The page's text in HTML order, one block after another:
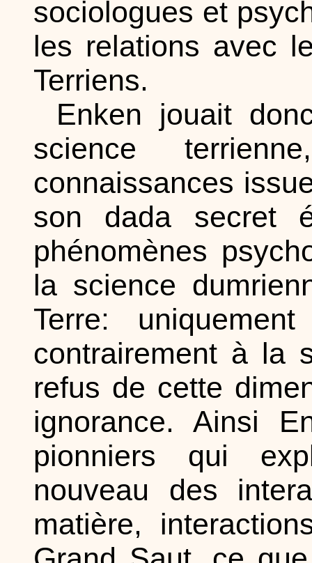
sociologues et
les relations avec
Terriens.
Enken jouait
science
connaissances
son dada secret
phénomènes
la science
Terre:
contrairement à la
refus de cette
ignorance. Ainsi
pionniers qui
nouveau des
matière,